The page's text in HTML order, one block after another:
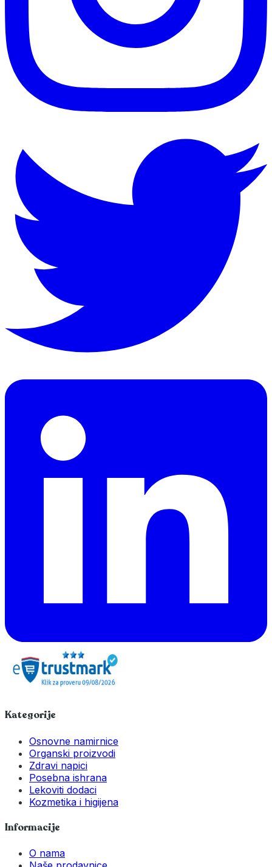
Kategorije
Osnovne namirnice
Organski proizvodi
Zdravi napici
Posebna ishrana
Lekoviti dodaci
Kozmetika i higijena
Informacije
O nama